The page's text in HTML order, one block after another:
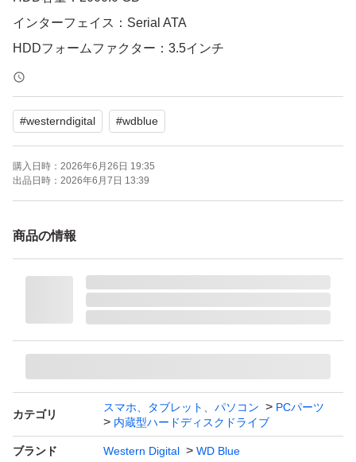
インターフェイス：Serial ATA
HDDフォームファクター：3.5インチ
・電源投入回数:1375回
・累計使用時間:1937時間
・製造年月日:2025.9.10
ご覧のソフトにて異常値等ない事を確認しております。
発送については緩衝材でしっかり包んでゆうパケット(日
本郵便)にて発送します。
初期不良については発送後、7日以内であれば返品可能で
の上ご購入お願いします。
#westerndigital #wdblue
購入日時： 2026年6月26日 19:35
出品日時： 2026年6月7日 13:39
商品の情報
カテゴリ
スマホ、タブレット、パソコン
PCパーツ
内蔵型ハードディスクドライブ
ブランド Western Digital WD Blue